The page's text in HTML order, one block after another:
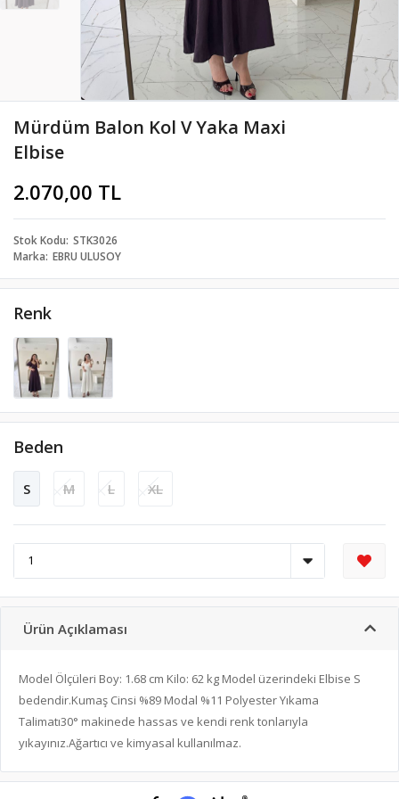
Mürdüm Balon Kol V Yaka Maxi
Elbise
2.070,00 TL
Stok Kodu STK3026
Marka EBRU ULUSOY
Renk
Beden
S M L XL
Ürün Açıklaması
Model Ölçüleri Boy: 1.68 cm Kilo: 62 kg Model üzerindeki Elbise S
bedendir.Kumaş Cinsi %89 Modal %11 Polyester Yıkama
Talimatı30° makinede hassas ve kendi renk tonlarıyla
yıkayınız.Ağartıcı ve kimyasal kullanılmaz.